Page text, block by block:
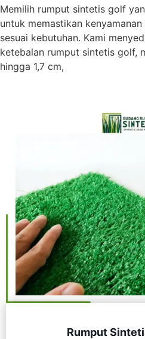
Memilih rumput sintetis golf
untuk memastikan
sesuai kebutuhan. Kami
ketebalan rumput sintetis golf,
hingga 1,7 cm,
Rumput